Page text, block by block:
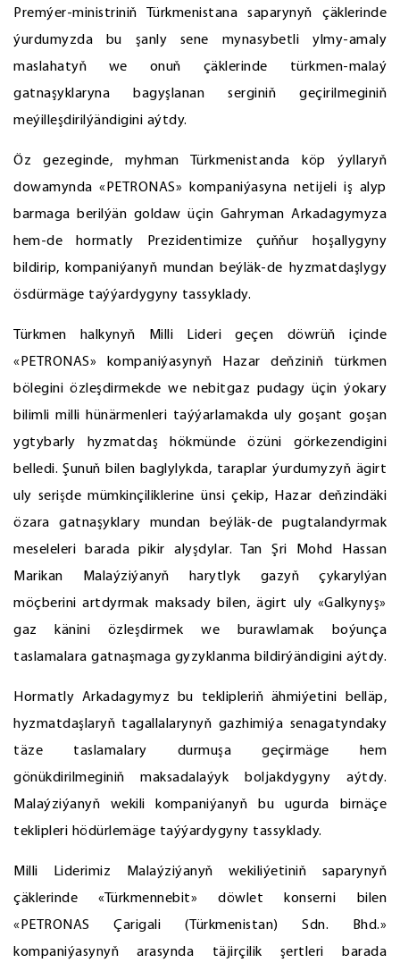
Premýer-ministriniň Türkmenistana saparynyň çäklerinde
ýurdumyzda bu şanly sene mynasybetli ylmy-amaly
maslahatyň we onuň çäklerinde türkmen-malaý
gatnaşyklaryna bagyşlanan serginiň geçirilmeginiň
meýilleşdirilýändigini aýtdy.
Öz gezeginde, myhman Türkmenistanda köp ýyllaryň
dowamynda «PETRONAS» kompaniýasyna netijeli iş alyp
barmaga berilýän goldaw üçin Gahryman Arkadagymyza
hem-de hormatly Prezidentimize çuňňur hoşallygyny
bildirip, kompaniýanyň mundan beýläk-de hyzmatdaşlygy
ösdürmäge taýýardygyny tassyklady.
Türkmen halkynyň Milli Lideri geçen döwrüň içinde
«PETRONAS» kompaniýasynyň Hazar deňziniň türkmen
bölegini özleşdirmekde we nebitgaz pudagy üçin ýokary
bilimli milli hünärmenleri taýýarlamakda uly goşant goşan
ygtybarly hyzmatdaş hökmünde özüni görkezendigini
belledi. Şunuň bilen baglylykda, taraplar ýurdumyzyň ägirt
uly serişde mümkinçiliklerine ünsi çekip, Hazar deňzindäki
özara gatnaşyklary mundan beýläk-de pugtalandyrmak
meseleleri barada pikir alyşdylar. Tan Şri Mohd Hassan
Marikan Malaýziýanyň harytlyk gazyň çykarylýan
möçberini artdyrmak maksady bilen, ägirt uly «Galkynyş»
gaz känini özleşdirmek we burawlamak boýunça
taslamalara gatnaşmaga gyzyklanma bildirýändigini aýtdy.
Hormatly Arkadagymyz bu teklipleriň ähmiýetini belläp,
hyzmatdaşlaryň tagallalarynyň gazhimiýa senagatyndaky
täze taslamalary durmuşa geçirmäge hem
gönükdirilmeginiň maksadalaýyk boljakdygyny aýtdy.
Malaýziýanyň wekili kompaniýanyň bu ugurda birnäçe
teklipleri hödürlemäge taýýardygyny tassyklady.
Milli Liderimiz Malaýziýanyň wekiliýetiniň saparynyň
çäklerinde «Türkmennebit» döwlet konserni bilen
«PETRONAS Çarigali (Türkmenistan) Sdn. Bhd.»
kompaniýasynyň arasynda täjirçilik şertleri barada